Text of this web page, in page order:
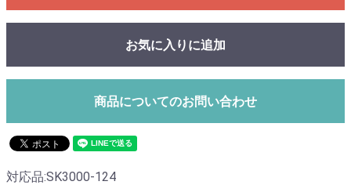
お気に入りに追加
商品についてのお問い合わせ
対応品:SK3000-124